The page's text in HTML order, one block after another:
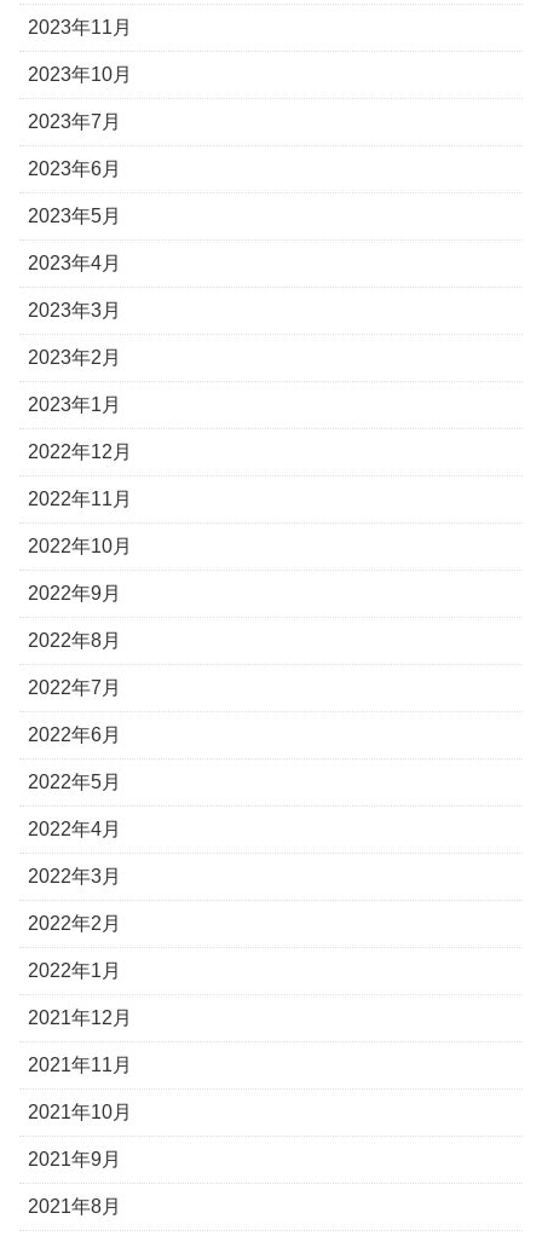
2023年11月
2023年10月
2023年7月
2023年6月
2023年5月
2023年4月
2023年3月
2023年2月
2023年1月
2022年12月
2022年11月
2022年10月
2022年9月
2022年8月
2022年7月
2022年6月
2022年5月
2022年4月
2022年3月
2022年2月
2022年1月
2021年12月
2021年11月
2021年10月
2021年9月
2021年8月